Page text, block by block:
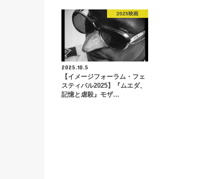
2025映画
2025.10.5
【イメージフォーラム・フェ
スティバル2025】『ムエダ、
記憶と虐殺』モザ…